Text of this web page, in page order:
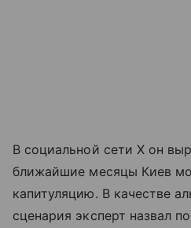
В социальной сети X он
ближайшие месяцы Киев
капитуляцию. В качестве
сценария эксперт назвал